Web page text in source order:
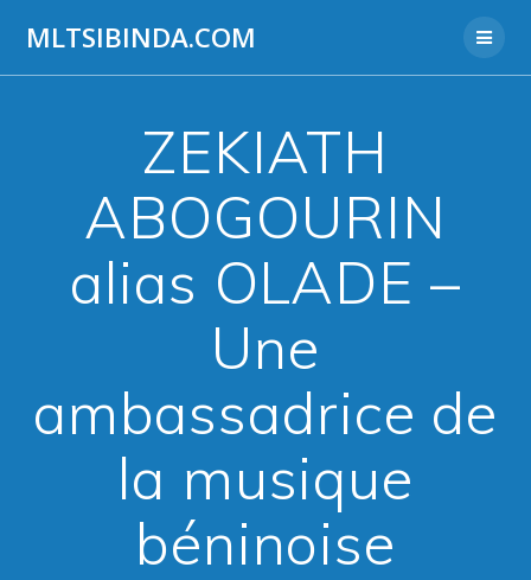
MLTSIBINDA.COM
ZEKIATH
ABOGOURIN
alias OLADE –
Une
ambassadrice de
la musique
béninoise